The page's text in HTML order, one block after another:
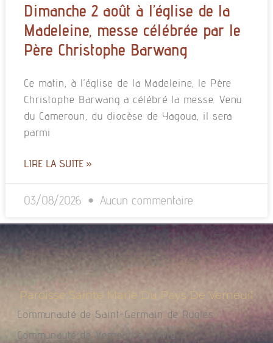
Dimanche 2 août à l’église de la
Madeleine, messe célébrée par le
Père Christophe Barwang
Ce matin, à l’église de la Madeleine, le Père
Christophe Barwang a célébré la messe. Venu
du Cameroun, du diocèse de Yagoua, il sera
parmi
LIRE LA SUITE »
03/08/2026 Aucun commentaire
Paroisse Sainte Marie Du Pays De Verneuil
Communauté de Saint-Germain de Rugles
Communauté de Verneuil sur Avre